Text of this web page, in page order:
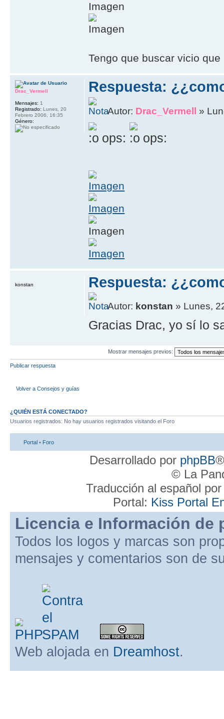
Tengo que buscar vicio
Respuesta:
Autor: Drac_Vermell »
ops: ops:
Drac_Vermell
Mensajes: 1
Registrado: Lunes, 20
Febrero 2006, 16:35
Género:
Respuesta:
Autor: konstan » Lunes,
Gracias Drac, yo sí lo
konstan
Mostrar mensajes previos:
Publicar respuesta
Volver a Consejos y guías
¿QUIÉN ESTÁ CONECTADO?
Usuarios registrados: No hay usuarios registrados visitando el Foro
Portal • Foro
Desarrollado por phpBB
© La
Traducción al español
Portal: Kiss Portal
Licencia e Información de
Todos los logos y marcas son
mensajes y comentarios son de
Web alojada en Dreamhost.